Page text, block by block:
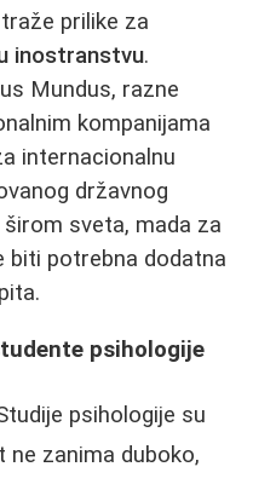
prilike za
inostranstvu.
Mundus, razne
kompanijama
internacionalnu
državnog
sveta, mada za
biti potrebna dodatna
psihologije
psihologije su
ne zanima duboko,